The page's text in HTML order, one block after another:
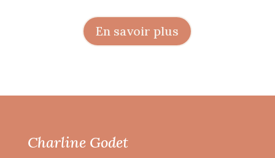
En savoir plus
Charline Godet